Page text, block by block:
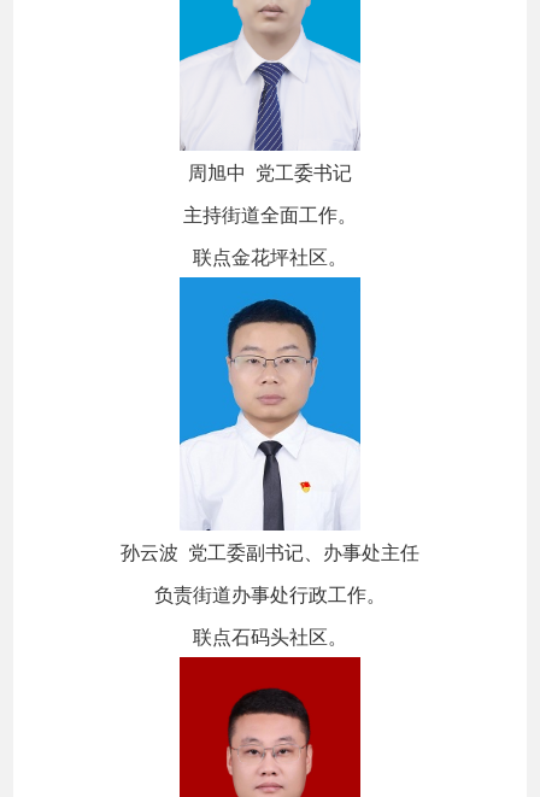
周旭中 党工委书记
主持街道全面工作。
联点金花坪社区。
孙云波 党工委副书记、办事处主任
负责街道办事处行政工作。
联点石码头社区。